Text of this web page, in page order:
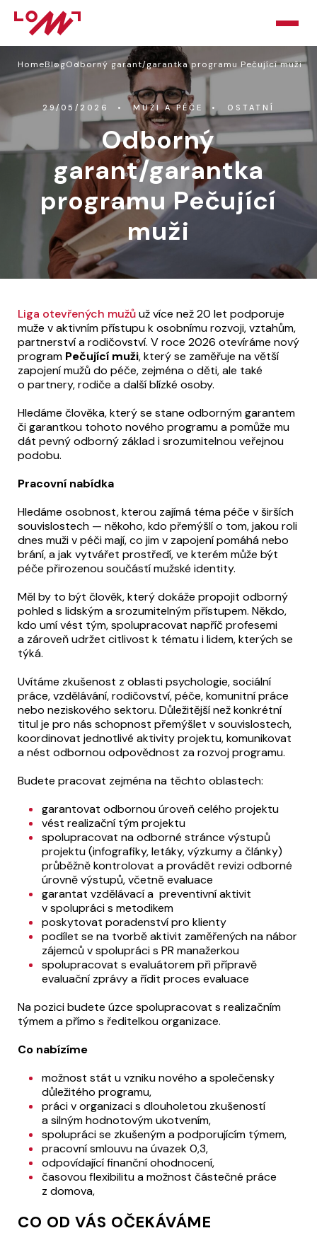
HOME
O LOMU
KURZY
PORADNA
PODPOŘTE NÁS
BLOG
KONTAKT
HomeBlogOdborný garant/garantka programu Pečující muži
29/05/2026 MUŽI A PÉČE OSTATNÍ
Odborný
garant/garantka
programu Pečující
muži
Liga otevřených mužůuž více než 20 let podporuje
muže v aktivním přístupu k osobnímu rozvoji, vztahům,
partnerství a rodičovství. V roce 2026 otevíráme nový
program Pečující muži, který se zaměřuje na větší
zapojení mužů do péče, zejména o děti, ale také
o partnery, rodiče a další blízké osoby.
Hledáme člověka, který se stane odborným garantem
či garantkou tohoto nového programu a pomůže mu
dát pevný odborný základ i srozumitelnou veřejnou
podobu.
Pracovní nabídka
Hledáme osobnost, kterou zajímá téma péče v širších
souvislostech — někoho, kdo přemýšlí o tom, jakou roli
dnes muži v péči mají, co jim v zapojení pomáhá nebo
brání, a jak vytvářet prostředí, ve kterém může být
péče přirozenou součástí mužské identity.
Měl by to být člověk, který dokáže propojit odborný
pohled s lidským a srozumitelným přístupem. Někdo,
kdo umí vést tým, spolupracovat napříč profesemi
a zároveň udržet citlivost k tématu i lidem, kterých se
týká.
Uvítáme zkušenost z oblasti psychologie, sociální
práce, vzdělávání, rodičovství, péče, komunitní práce
nebo neziskového sektoru. Důležitější než konkrétní
titul je pro nás schopnost přemýšlet v souvislostech,
koordinovat jednotlivé aktivity projektu, komunikovat
a nést odbornou odpovědnost za rozvoj programu.
Budete pracovat zejména na těchto oblastech:
garantovat odbornou úroveň celého projektu
vést realizační tým projektu
spolupracovat na odborné stránce výstupů
projektu (infografiky, letáky, výzkumy a články)
průběžně kontrolovat a provádět revizi odborné
úrovně výstupů, včetně evaluace
garantat vzdělávací a preventivní aktivit
v spolupráci s metodikem
poskytovat poradenství pro klienty
podílet se na tvorbě aktivit zaměřených na nábor
zájemců v spolupráci s PR manažerkou
spolupracovat s evaluátorem při přípravě
evaluační zprávy a řídit proces evaluace
Na pozici budete úzce spolupracovat s realizačním
týmem a přímo s ředitelkou organizace.
Co nabízíme
možnost stát u vzniku nového a společensky
důležitého programu,
práci v organizaci s dlouholetou zkušeností
a silným hodnotovým ukotvením,
spolupráci se zkušeným a podporujícím týmem,
pracovní smlouvu na úvazek 0,3,
odpovídající finanční ohodnocení,
časovou flexibilitu a možnost částečné práce
z domova,
CO OD VÁS OČEKÁVÁME